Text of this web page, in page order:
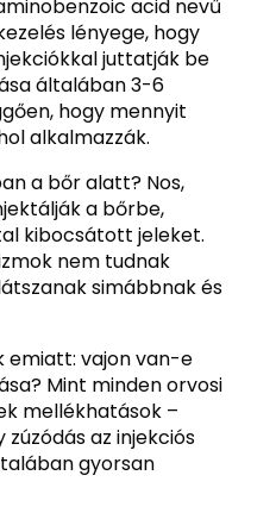
acid nevű
lényege, hogy
juttatják be
általában 3-6
hogy mennyit
alkalmazzák.
a bőr alatt? Nos,
a bőrbe,
kibocsátott jeleket.
nem tudnak
simábbnak és
emiatt: vajon van-e
Mint minden orvosi
mellékhatások –
az injekciós
gyorsan